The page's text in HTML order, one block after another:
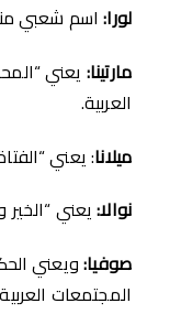
لورا:اسم شعبي
مارتينا: يعني
العربية.
ميلانا: يعني
نوالا:يعني “الخير
صوفيا:ويعني
المجتمعات